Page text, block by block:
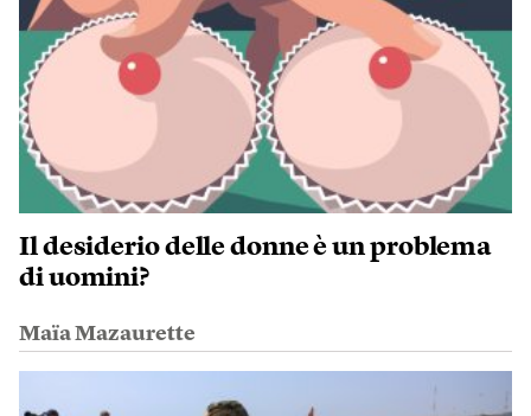
Il desiderio delle donne è un problema
di uomini?
Maïa Mazaurette